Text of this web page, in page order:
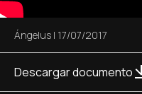
Ángelus | 17/07/2017
Descargar documento